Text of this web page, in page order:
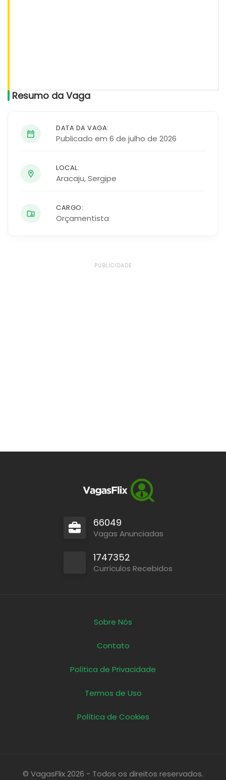
Resumo da Vaga
DATA DA VAGA:
Publicado em 6 de julho de 2026
LOCAL:
Aracaju,Sergipe
CARGO:
Orçamentista
PUBLICIDADE
66049
Vagas Anunciadas
1747352
Currículos Recebidos
Sobre Nós
Contato
Política de Privacidade
Termos de Uso
Política de Cookies
© VagasFlix 2026 - Todos os direitos reservados.